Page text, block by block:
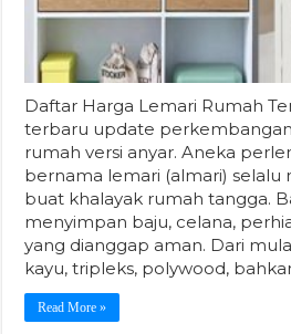
Daftar Harga Lemari Rumah
terbaru update
rumah versi anyar. Aneka
bernama lemari (almari) selalu
buat khalayak rumah tangga.
menyimpan baju, celana,
yang dianggap aman. Dari
kayu, tripleks, polywood,
Read More »